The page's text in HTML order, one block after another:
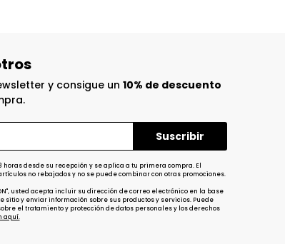
y consigue un 10% de descuento
horas desde su recepción y se aplica a tu primera compra. El
no rebajados y no se puede combinar con otras promociones.
usted acepta incluir su dirección de correo electrónico en la base
sitio y enviar información sobre sus productos y servicios. Puede
el tratamiento y protección de datos personales y los derechos
aquí.